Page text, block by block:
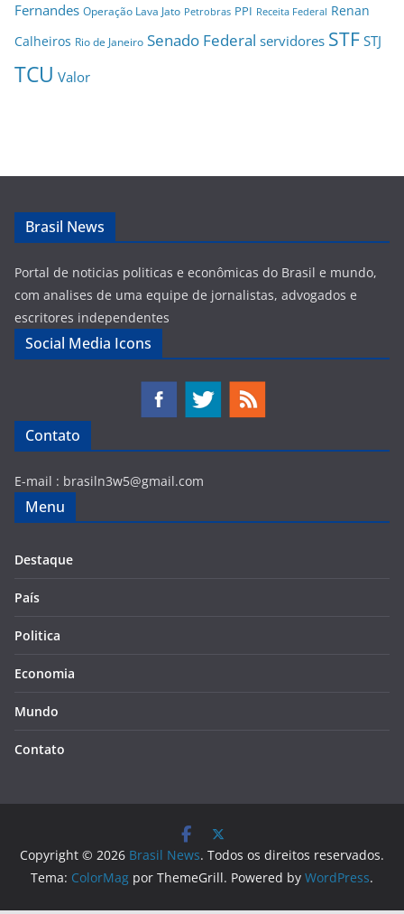
Fernandes Operação Lava Jato Petrobras PPI Receita Federal Renan
Calheiros Rio de Janeiro Senado Federal servidores STF STJ
TCU Valor
Brasil News
Portal de noticias politicas e econômicas do Brasil e mundo,
com analises de uma equipe de jornalistas, advogados e
escritores independentes
Social Media Icons
Contato
E-mail : brasiln3w5@gmail.com
Menu
Destaque
País
Politica
Economia
Mundo
Contato
Copyright © 2026 Brasil News. Todos os direitos reservados.
Tema: ColorMag por ThemeGrill. Powered by WordPress.